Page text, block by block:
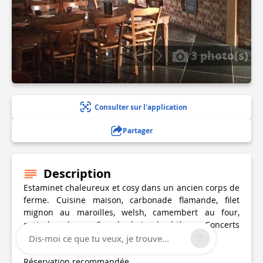
3 photo(s)
Consulter sur l'application
Partager
Description
Estaminet chaleureux et cosy dans un ancien corps de
ferme. Cuisine maison, carbonade flamande, filet
mignon au maroilles, welsh, camembert au four,
potjevleesch, … Grand choix de bières. Concerts
ponctuels en soirée.
Dis-moi ce que tu veux, je trouve...